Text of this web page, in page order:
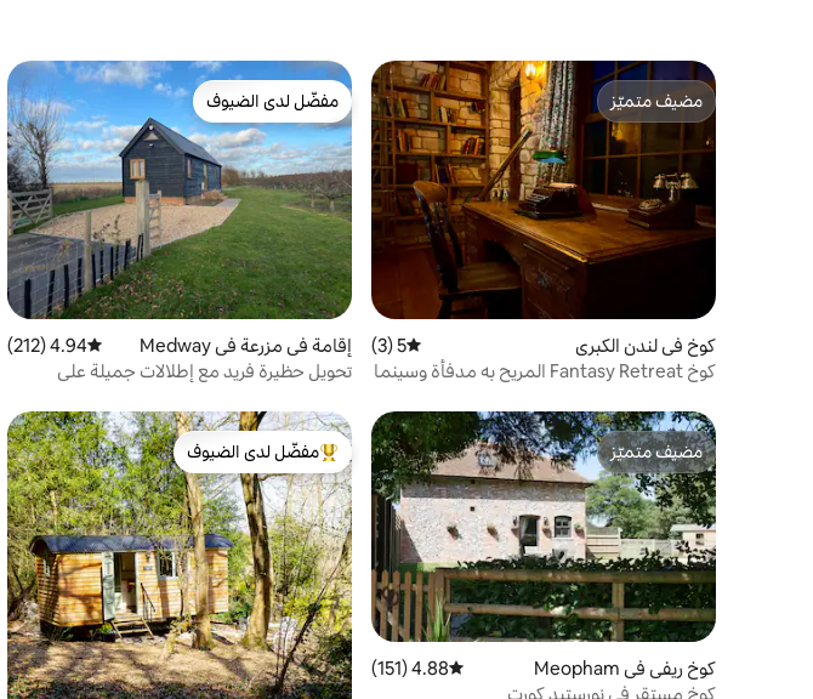
مضيف متميّز
مضيف متميّز
كوخ في لندن الكبرى متوسط التقييم 5 من 5، 3 مراجعات
5 (3)
كوخ Fantasy Retreat المريح به مدفأة وسينما
مفضّل لدى الضيوف
مفضّل لدى الضيوف
إقامة في مزرعة في Medway متوسط التقييم 4.94 من 5، 212 مراجعات
4.94 (212)
تحويل حظيرة فريد مع إطلالات جميلة على
مضيف متميّز
مضيف متميّز
كوخ ريفي في Meopham متوسط التقييم 4.88 من 5، 151 مراجعات
4.88 (151)
كوخ مستقر في نورستيد كورت
من أبرز البيوت المفضّلة لدى الضيوف
مفضّل لدى الضيوف